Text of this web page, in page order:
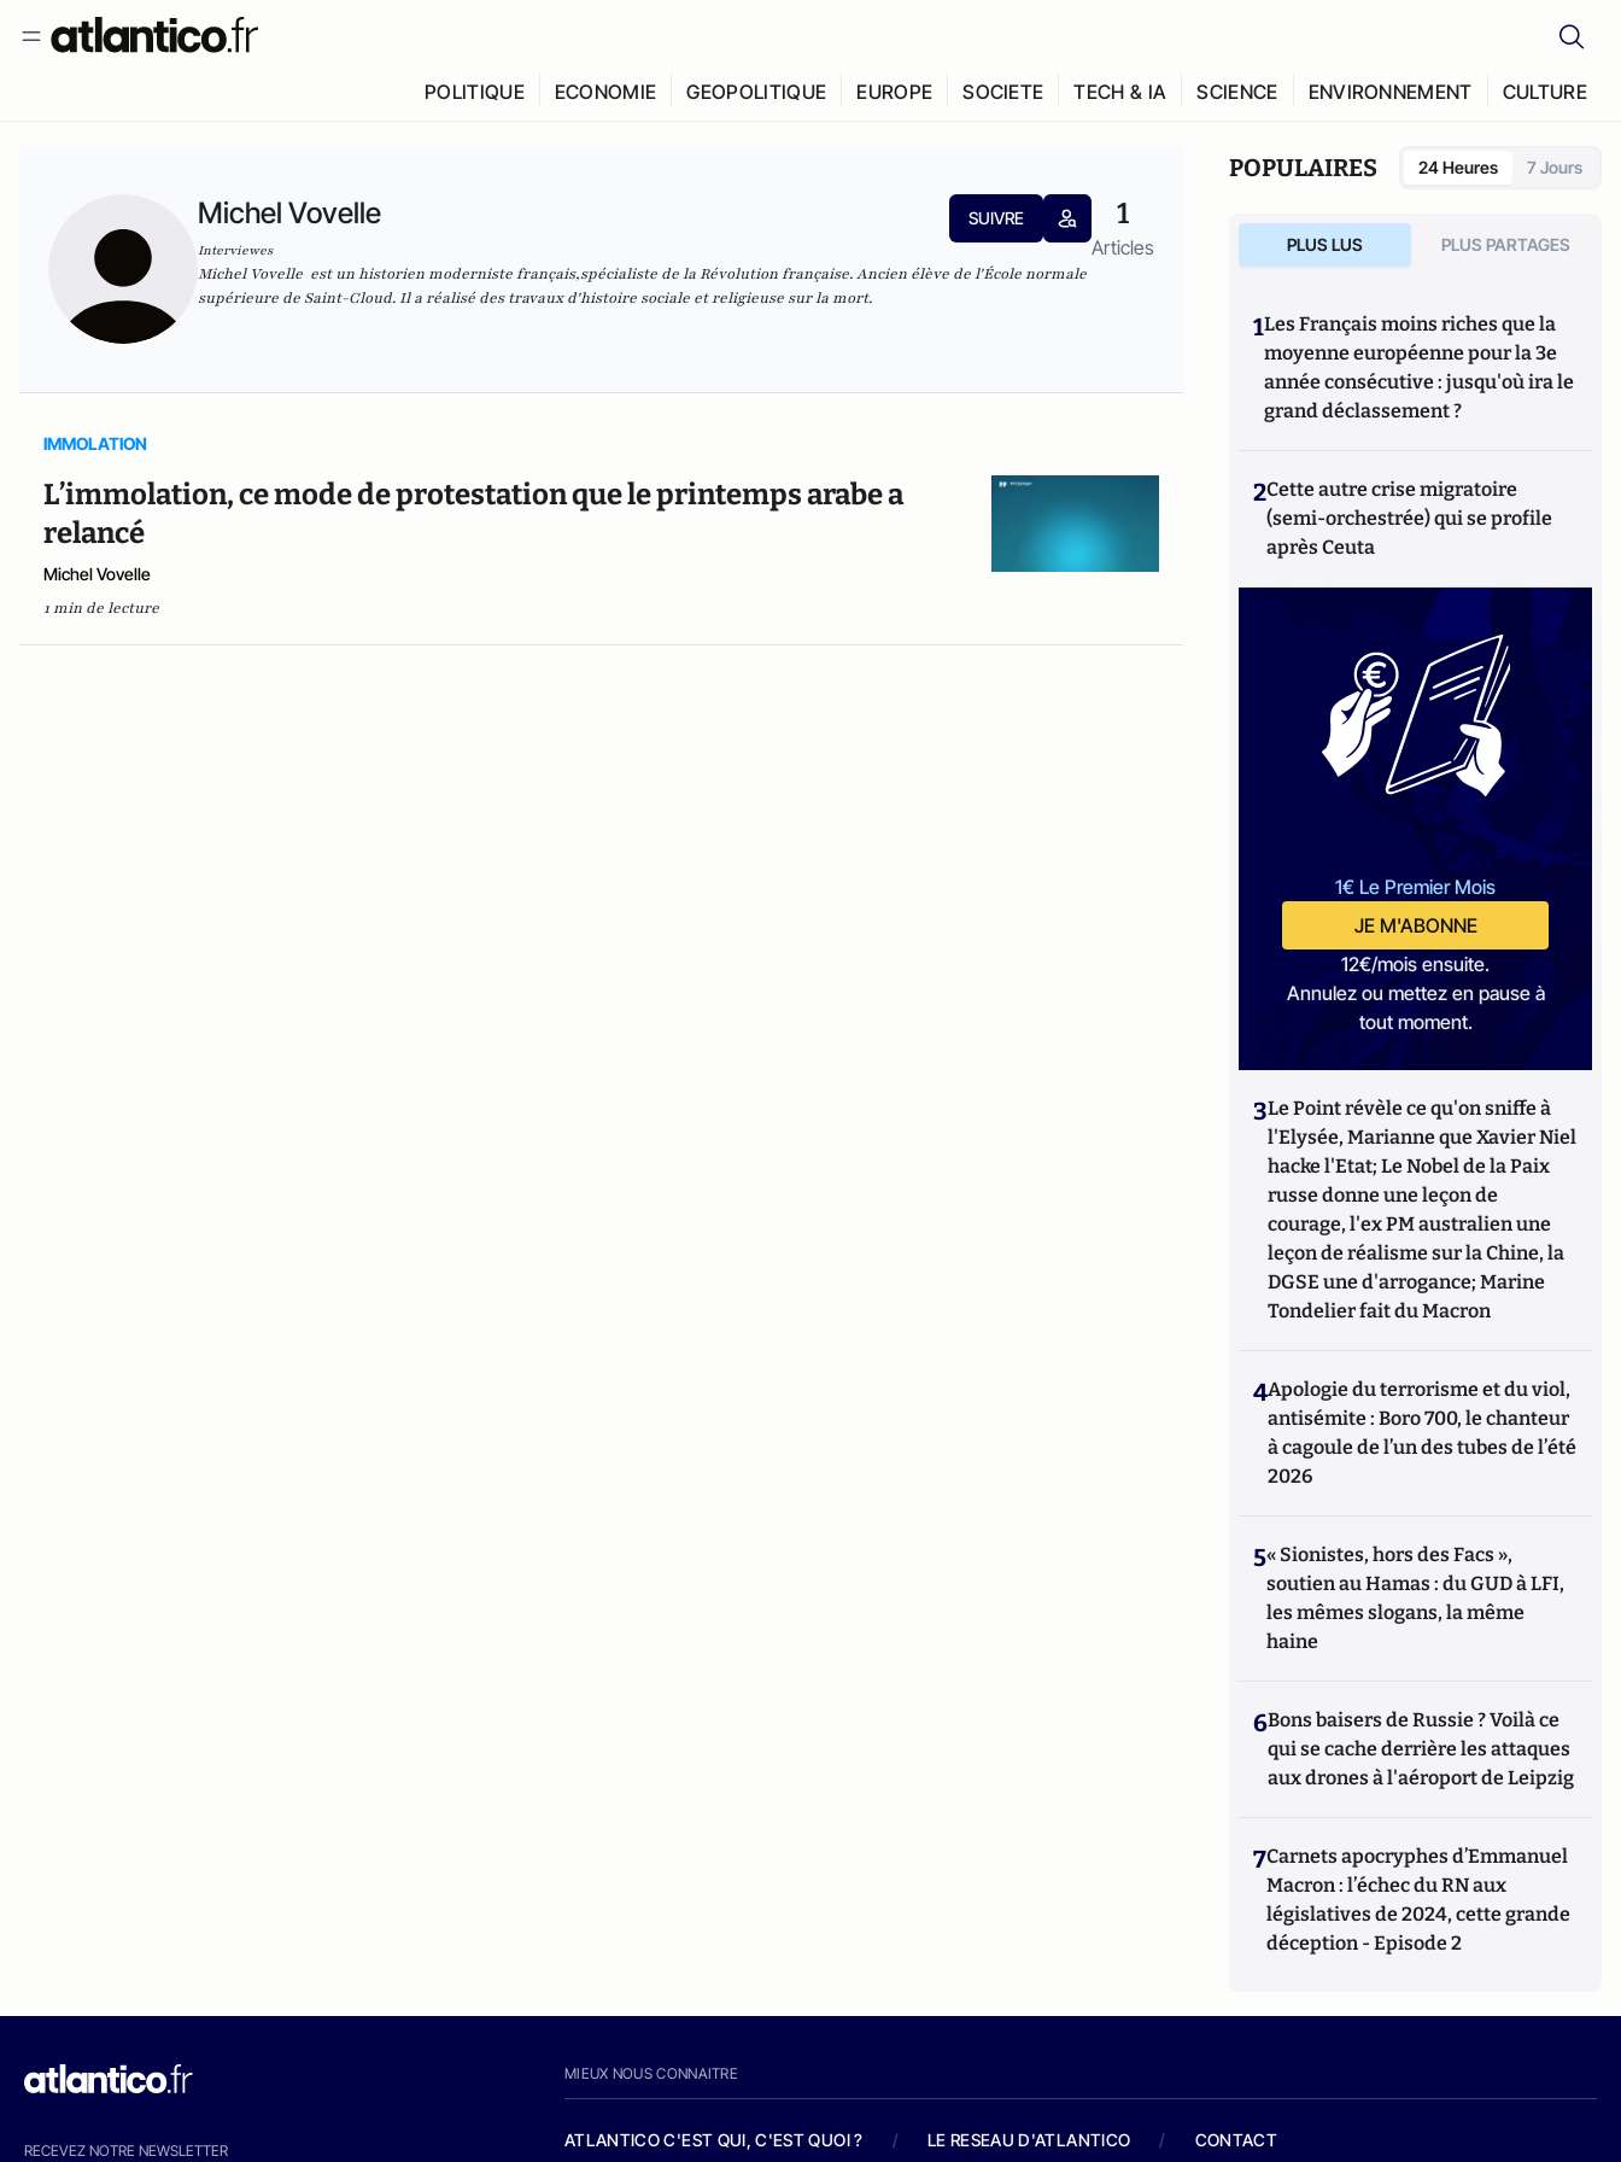
POLITIQUE ECONOMIE GEOPOLITIQUE EUROPE SOCIETE TECH & IA SCIENCE ENVIRONNEMENT CULTURE
Michel Vovelle
Interviewes
SUIVRE 1
Articles
Michel Vovelle est unhistorienmodernistefrançais,spécialiste de laRévolution française. Ancien élève de l'École normale
supérieure de Saint-Cloud. Il a réalisé des travaux d'histoire sociale et religieuse sur la mort.
IMMOLATION
L’immolation, ce mode de protestation que le printemps arabe a
relancé
Michel Vovelle
1 min de lecture
POPULAIRES 24 Heures 7 Jours
PLUS LUS PLUS PARTAGES
1Les Français moins riches que la
moyenne européenne pour la 3e
année consécutive : jusqu'où ira le
grand déclassement ?
2Cette autre crise migratoire
(semi-orchestrée) qui se profile
après Ceuta
1€ Le Premier Mois
JE M'ABONNE
12€/mois ensuite.
Annulez ou mettez en pause à
tout moment.
3Le Point révèle ce qu'on sniffe à
l'Elysée, Marianne que Xavier Niel
hacke l'Etat; Le Nobel de la Paix
russe donne une leçon de
courage, l'ex PM australien une
leçon de réalisme sur la Chine, la
DGSE une d'arrogance; Marine
Tondelier fait du Macron
4Apologie du terrorisme et du viol,
antisémite : Boro 700, le chanteur
à cagoule de l’un des tubes de l’été
2026
5« Sionistes, hors des Facs »,
soutien au Hamas : du GUD à LFI,
les mêmes slogans, la même
haine
6Bons baisers de Russie ? Voilà ce
qui se cache derrière les attaques
aux drones à l'aéroport de Leipzig
7Carnets apocryphes d’Emmanuel
Macron : l’échec du RN aux
législatives de 2024, cette grande
déception - Episode 2
RECEVEZ NOTRE NEWSLETTER
MIEUX NOUS CONNAITRE
ATLANTICO C'EST QUI, C'EST QUOI ? / LE RESEAU D'ATLANTICO / CONTACT